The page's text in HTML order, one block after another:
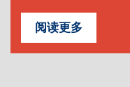
阅读更多